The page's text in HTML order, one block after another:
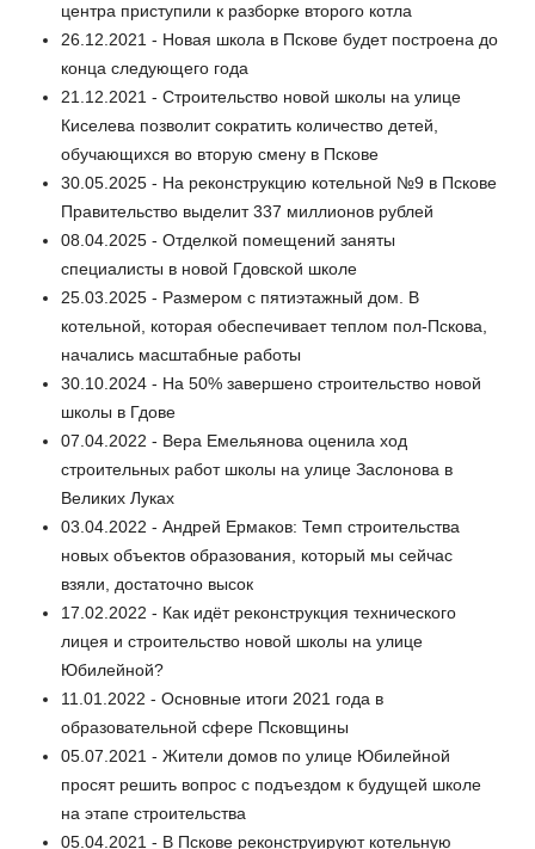
центра приступили к разборке второго котла
26.12.2021 - Новая школа в Пскове будет построена до
конца следующего года
21.12.2021 - Строительство новой школы на улице
Киселева позволит сократить количество детей,
обучающихся во вторую смену в Пскове
30.05.2025 - На реконструкцию котельной №9 в Пскове
Правительство выделит 337 миллионов рублей
08.04.2025 - Отделкой помещений заняты
специалисты в новой Гдовской школе
25.03.2025 - Размером с пятиэтажный дом. В
котельной, которая обеспечивает теплом пол-Пскова,
начались масштабные работы
30.10.2024 - На 50% завершено строительство новой
школы в Гдове
07.04.2022 - Вера Емельянова оценила ход
строительных работ школы на улице Заслонова в
Великих Луках
03.04.2022 - Андрей Ермаков: Темп строительства
новых объектов образования, который мы сейчас
взяли, достаточно высок
17.02.2022 - Как идёт реконструкция технического
лицея и строительство новой школы на улице
Юбилейной?
11.01.2022 - Основные итоги 2021 года в
образовательной сфере Псковщины
05.07.2021 - Жители домов по улице Юбилейной
просят решить вопрос с подъездом к будущей школе
на этапе строительства
05.04.2021 - В Пскове реконструируют котельную